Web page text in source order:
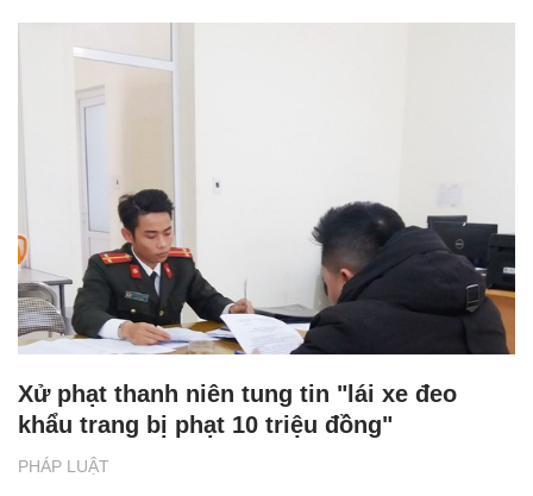
PHÁP LUẬT
Xử phạt thanh niên tung tin "lái xe đeo
khẩu trang bị phạt 10 triệu đồng"